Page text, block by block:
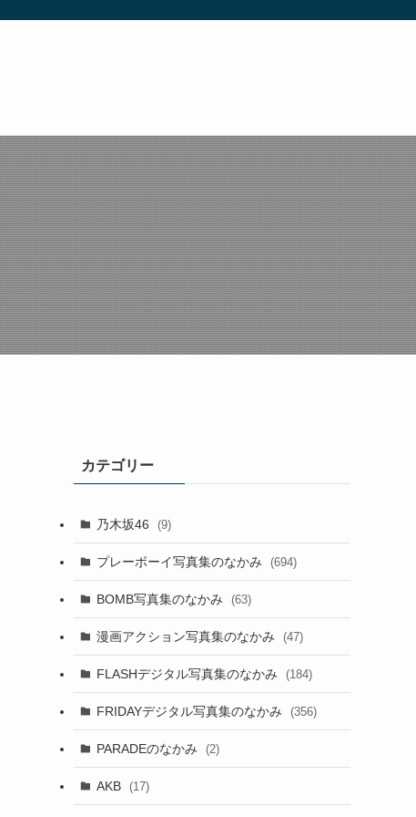
カテゴリー
乃木坂46 (9)
プレーボーイ写真集のなかみ (694)
BOMB写真集のなかみ (63)
漫画アクション写真集のなかみ (47)
FLASHデジタル写真集のなかみ (184)
FRIDAYデジタル写真集のなかみ (356)
PARADEのなかみ (2)
AKB (17)